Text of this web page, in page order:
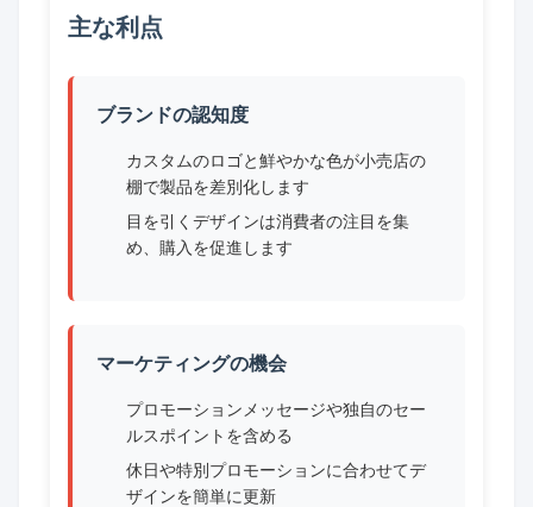
主な利点
ブランドの認知度
カスタムのロゴと鮮やかな色が小売店の
棚で製品を差別化します
目を引くデザインは消費者の注目を集
め、購入を促進します
マーケティングの機会
プロモーションメッセージや独自のセー
ルスポイントを含める
休日や特別プロモーションに合わせてデ
ザインを簡単に更新